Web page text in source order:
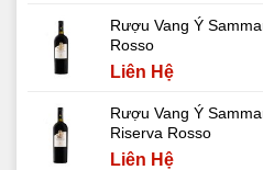
Rượu Vang Ý
Rosso
Liên Hệ
Rượu Vang Ý
Riserva Rosso
Liên Hệ